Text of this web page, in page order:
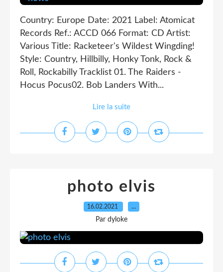
Country: Europe Date: 2021 Label: Atomicat
Records Ref.: ACCD 066 Format: CD Artist:
Various Title: Racketeer's Wildest Wingding!
Style: Country, Hillbilly, Honky Tonk, Rock &
Roll, Rockabilly Tracklist 01. The Raiders -
Hocus Pocus02. Bob Landers With...
Lire la suite
photo elvis
16.02.2021 …
Par dyloke